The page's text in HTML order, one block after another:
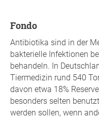
fondo
Antibiotika sind in der
bakterielle Infektionen
behandeln. In
Tiermedizin rund 540
davon etwa 18%
besonders selten
werden sollen, wenn